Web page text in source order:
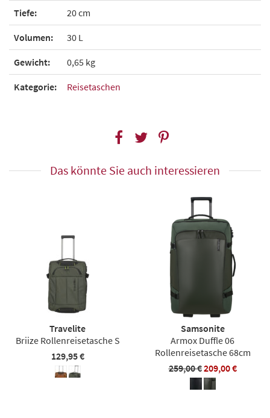
Tiefe: 20 cm
Volumen: 30 L
Gewicht: 0,65 kg
Kategorie: Reisetaschen
Das könnte Sie auch interessieren
Travelite
Briize Rollenreisetasche S
129,95 €
Samsonite
Armox Duffle 06
Rollenreisetasche 68cm
259,00 €209,00 €